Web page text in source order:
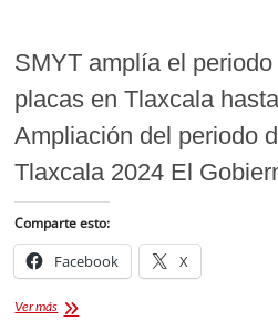
SMYT amplía el
placas en Tlaxcala
Ampliación del periodo
Tlaxcala 2024 El
Comparte esto:
Facebook X
Ver másCANJE